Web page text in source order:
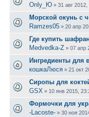
Only_Ю » 31 авг 2012,
Морской окунь с
Ramzes05 » 20 апр
Где купить
Medvedka-Z » 07 апр
Ингредиенты для
кошкаЛюся » 21 окт
Сиропы для
GSX » 10 янв 2015,
Формочки для
-Lacoste- » 30 ноя